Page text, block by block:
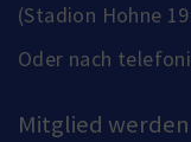
(Stadion Hohne
Oder nach
Mitglied werden